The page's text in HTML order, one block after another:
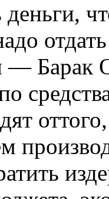
деньги,
Барак